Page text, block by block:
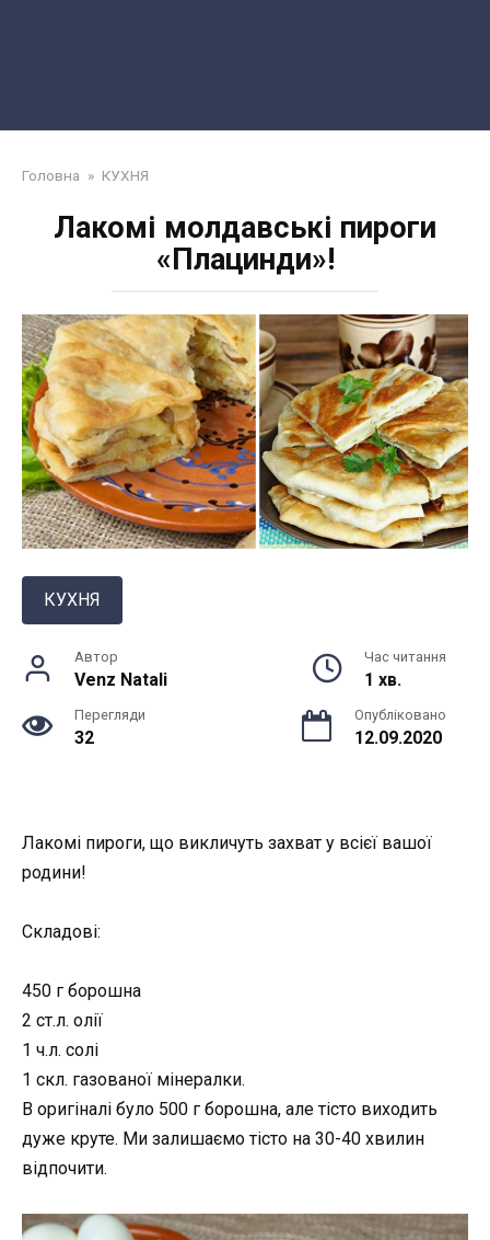
Головна » КУХНЯ
Лакомі молдавські пироги
«Плацинди»!
КУХНЯ
Автор
Venz Natali
Час читання
1 хв.
Перегляди
32
Опубліковано
12.09.2020
Лакомі пироги, що викличуть захват у всієї вашої
родини!
Складові:
450 г борошна
2 ст.л. олії
1 ч.л. солі
1 скл. газованої мінералки.
В оригіналі було 500 г борошна, але тісто виходить
дуже круте. Ми залишаємо тісто на 30-40 хвилин
відпочити.